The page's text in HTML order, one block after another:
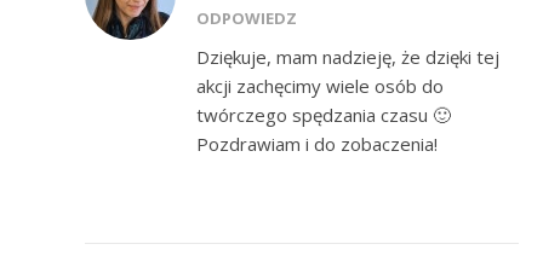
ODPOWIEDZ
Dziękuje, mam nadzieję, że dzięki tej
akcji zachęcimy wiele osób do
twórczego spędzania czasu 🙂
Pozdrawiam i do zobaczenia!